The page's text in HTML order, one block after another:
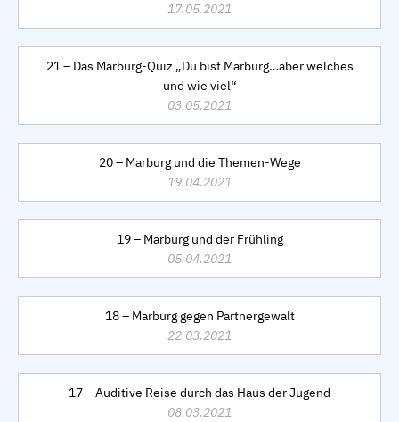
17.05.2021
21 – Das Marburg-Quiz „Du bist Marburg…aber welches
und wie viel“
03.05.2021
20 – Marburg und die Themen-Wege
19.04.2021
19 – Marburg und der Frühling
05.04.2021
18 – Marburg gegen Partnergewalt
22.03.2021
17 – Auditive Reise durch das Haus der Jugend
08.03.2021